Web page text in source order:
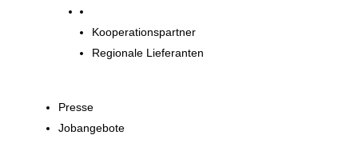
Kooperationspartner
Regionale Lieferanten
Presse
Jobangebote